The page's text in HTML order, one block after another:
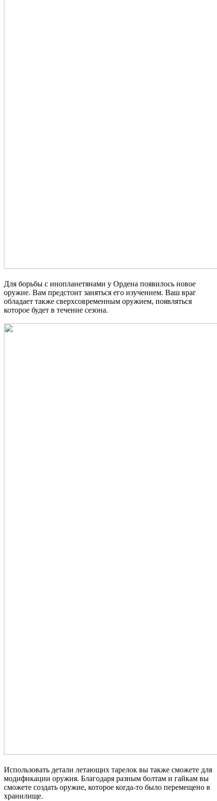
Для борьбы с инопланетянами у Ордена появилось новое
оружие. Вам предстоит заняться его изучением. Ваш враг
обладает также сверхсовременным оружием, появляться
которое будет в течение сезона.
Использовать детали летающих тарелок вы также сможете для
модификации оружия. Благодаря разным болтам и гайкам вы
сможете создать оружие, которое когда-то было перемещено в
хранилище.